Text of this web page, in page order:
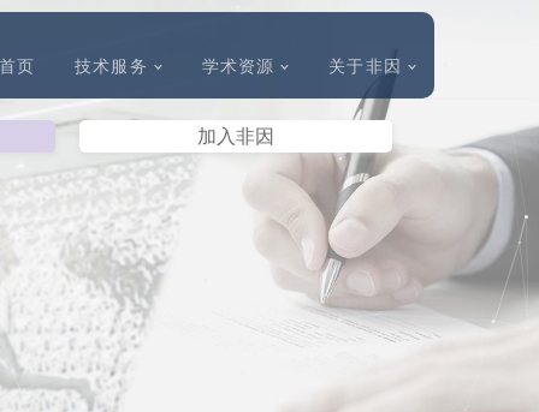
首页 技术服务 学术资源 关于非因
加入非因